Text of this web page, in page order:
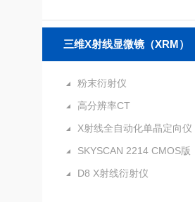
三维X射线显微镜（XRM）
粉末衍射仪
高分辨率CT
X射线全自动化单晶定向仪
SKYSCAN 2214 CMOS版
D8 X射线衍射仪